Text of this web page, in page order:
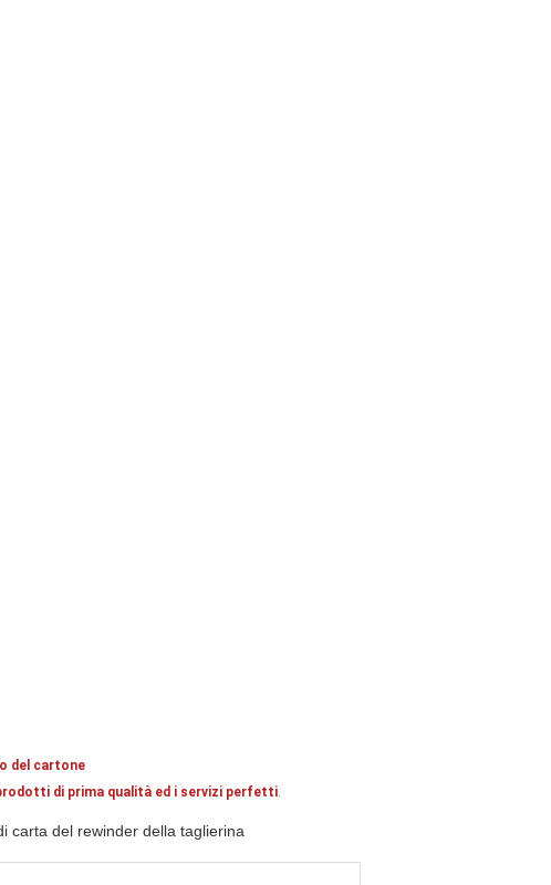
del cartone
di prima qualità ed i servizi perfetti
carta del rewinder della taglierina